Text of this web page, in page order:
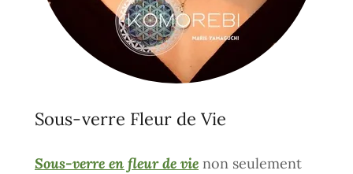
Sous-verre Fleur de Vie
Sous-verre en fleur de vie non seulement